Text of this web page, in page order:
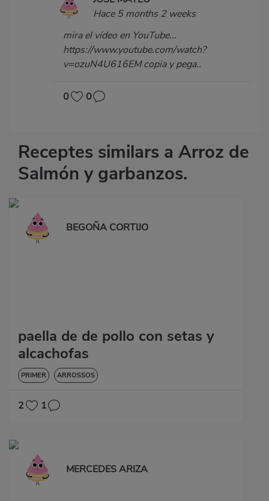
Hace 5 months 2 weeks
mira el vídeo en YouTube...
https://www.youtube.com/watch?
v=ozuN4U616EM copia y pega..
0 0
Receptes similars a Arroz de
Salmón y garbanzos.
BEGOÑA CORTIJO
paella de de pollo con setas y
alcachofas
PRIMER ARROSSOS
2 1
MERCEDES ARIZA